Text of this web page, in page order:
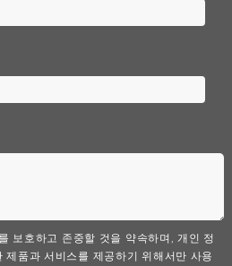
보호하고 존중할 것을 약속하며, 개인 정
제품과 서비스를 제공하기 위해서만 사용